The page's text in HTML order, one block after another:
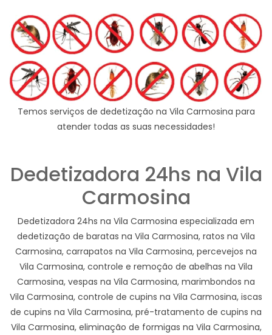
Temos serviços de dedetização na Vila Carmosina para
atender todas as suas necessidades!
Dedetizadora 24hs na Vila
Carmosina
Dedetizadora 24hs na Vila Carmosina especializada em
dedetização de baratas na Vila Carmosina, ratos na Vila
Carmosina, carrapatos na Vila Carmosina, percevejos na
Vila Carmosina, controle e remoção de abelhas na Vila
Carmosina, vespas na Vila Carmosina, marimbondos na
Vila Carmosina, controle de cupins na Vila Carmosina, iscas
de cupins na Vila Carmosina, pré-tratamento de cupins na
Vila Carmosina, eliminação de formigas na Vila Carmosina,